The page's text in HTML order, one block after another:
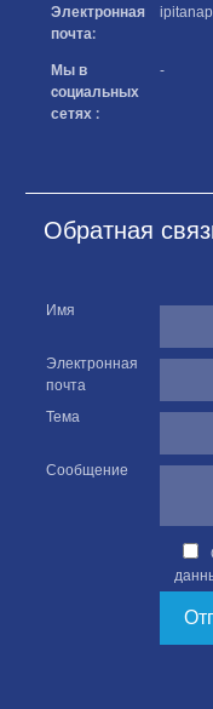
Электронная
почта:
Мы в
cоциальных
сетях :
-
Обратная
Имя
Электронная
почта
Тема
Сообщение